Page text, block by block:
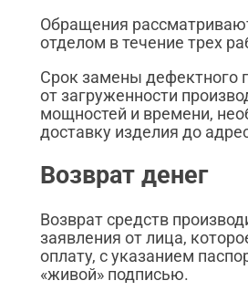
Обращения
отделом в течение трех
Срок замены дефектного
от загруженности
мощностей и времени,
доставку изделия до
Возврат денег
Возврат средств
заявления от лица,
оплату, с указанием
«живой» подписью.